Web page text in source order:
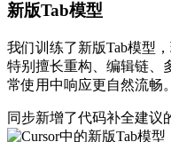
新版Tab模型
我们训练了新版Tab模型
特别擅长重构、编辑链、
常使用中响应更自然流畅。
同步新增了代码补全建议